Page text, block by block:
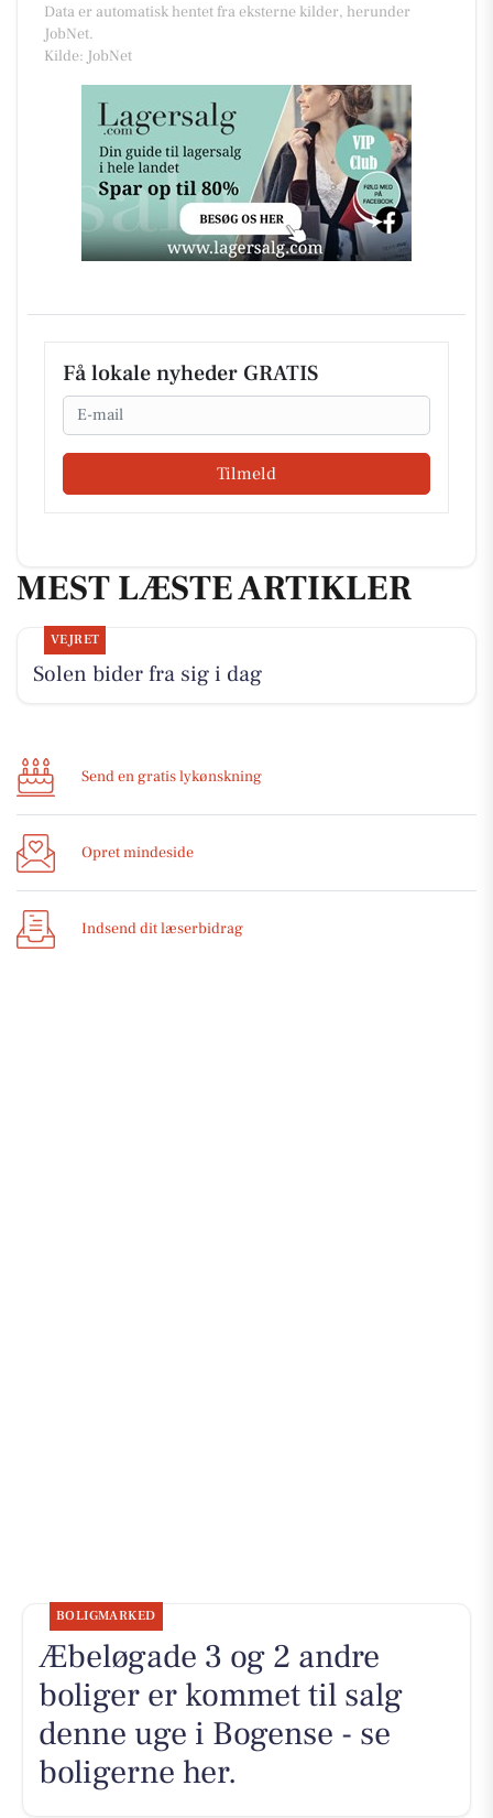
Data er automatisk hentet fra eksterne kilder, herunder
JobNet.
Kilde: JobNet
Få lokale nyheder GRATIS
Email
Tilmeld
MEST LÆSTE ARTIKLER
VEJRET
Solen bider fra sig i dag
Send en gratis lykønskning
Opret mindeside
Indsend dit læserbidrag
BOLIGMARKED
Æbeløgade 3 og 2 andre
boliger er kommet til salg
denne uge i Bogense - se
boligerne her.